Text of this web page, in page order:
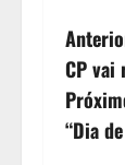
N
a
v
CP vai
“Dia